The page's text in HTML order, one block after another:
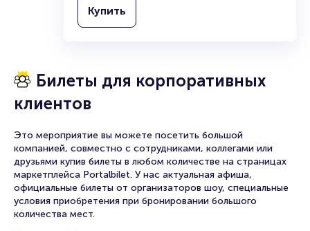
Купить
Билеты для корпоративных
клиентов
Это мероприятие вы можете посетить большой
компанией, совместно с сотрудниками, коллегами или
друзьями купив билеты в любом количестве на страницах
маркетплейса Portalbilet. У нас актуальная афиша,
официальные билеты от организаторов шоу, специальные
условия приобретения при бронировании большого
количества мест.